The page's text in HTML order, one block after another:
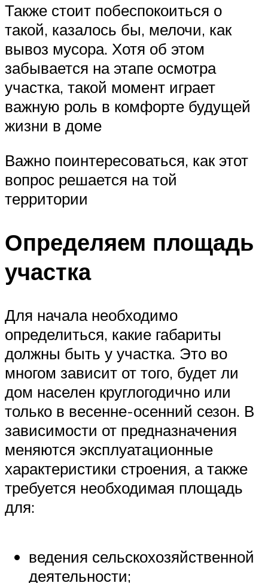
Также стоит побеспокоиться о
такой, казалось бы, мелочи, как
вывоз мусора. Хотя об этом
забывается на этапе осмотра
участка, такой момент играет
важную роль в комфорте будущей
жизни в доме
Важно поинтересоваться, как этот
вопрос решается на той
территории
Определяем площадь
участка
Для начала необходимо
определиться, какие габариты
должны быть у участка. Это во
многом зависит от того, будет ли
дом населен круглогодично или
только в весенне-осенний сезон. В
зависимости от предназначения
меняются эксплуатационные
характеристики строения, а также
требуется необходимая площадь
для:
ведения сельскохозяйственной
деятельности;